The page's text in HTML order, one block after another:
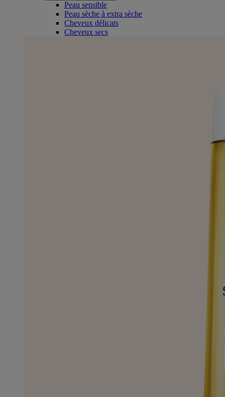
Peau sensible
Peau sèche à extra sèche
Cheveux délicats
Cheveux secs